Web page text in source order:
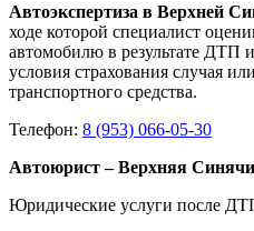
Автоэкспертиза в Верхней
ходе которой специалист
автомобилю в результате ДТП
условия страхования случая
транспортного средства.
Телефон: 8 (953) 066-05-30
Автоюрист – Верхняя
Юридические услуги после